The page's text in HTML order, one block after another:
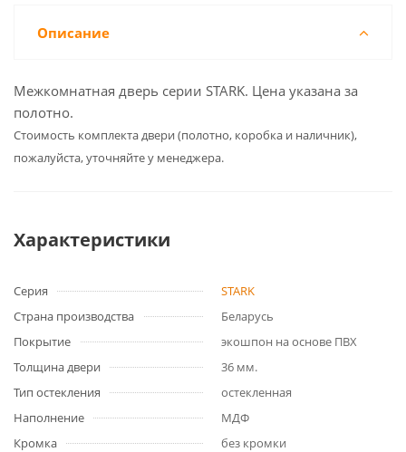
Описание
Межкомнатная дверь серии STARK. Цена указана за
полотно.
Cтоимость комплекта двери (полотно, коробка и наличник),
пожалуйста, уточняйте у менеджера.
Характеристики
Серия
STARK
Страна производства
Беларусь
Покрытие
экошпон на основе ПВХ
Толщина двери
36 мм.
Тип остекления
остекленная
Наполнение
МДФ
Кромка
без кромки